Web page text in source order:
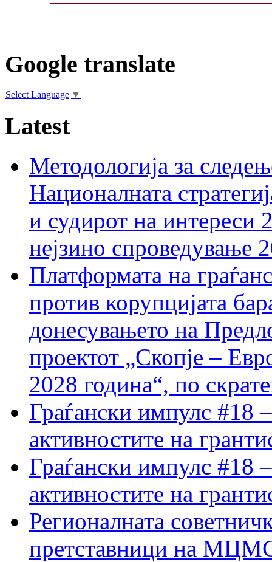
Google translate
Select Language ▼
Latest
Методологија за
Националната
и судирот на интереси
нејзино спроведување
Платформата на
против корупцијата
донесувањето на
проектот „Скопје –
2028 година“, по
Граѓански импулс #18
активностите на
Граѓански импулс #18
активностите на
Регионалната
претставници на МЦМС